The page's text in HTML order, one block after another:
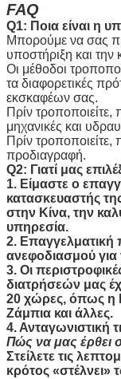
FAQ
Q1: Ποια είναι η
Μπορούμε να σας
υποστήριξη και
Οι μέθοδοι
τα διαφορετικές
εκσκαφέων σας.
Πρίν τροποποιείτε,
μηχανικές και
Πρίν τροποποιείτε,
προδιαγραφή.
Q2: Γιατί μας
1. Είμαστε ο
κατασκευαστής
στην Κίνα, την
υπηρεσία.
2.
ανεφοδιασμού για
3. Οι
διατρήσεών μας
20 χώρες, όπως η
Ζάμπια και άλλες.
4. Ανταγωνιστική
Πώς να μας έρθει
Στείλετε τις
κρότος «στέλνει»